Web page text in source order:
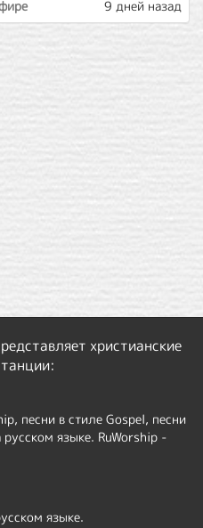
9 дней назад
христианские
песни в стиле Gospel, песни
языке. RuWorship -
языке.